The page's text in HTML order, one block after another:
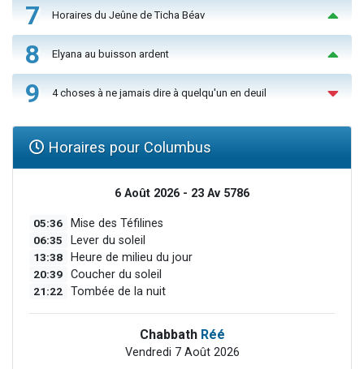
7 Horaires du Jeûne de Ticha Béav
8 Elyana au buisson ardent
9 4 choses à ne jamais dire à quelqu'un en deuil
Horaires pour Columbus
6 Août 2026 - 23 Av 5786
05:36 Mise des Téfilines
06:35 Lever du soleil
13:38 Heure de milieu du jour
20:39 Coucher du soleil
21:22 Tombée de la nuit
Chabbath Réé
Vendredi 7 Août 2026